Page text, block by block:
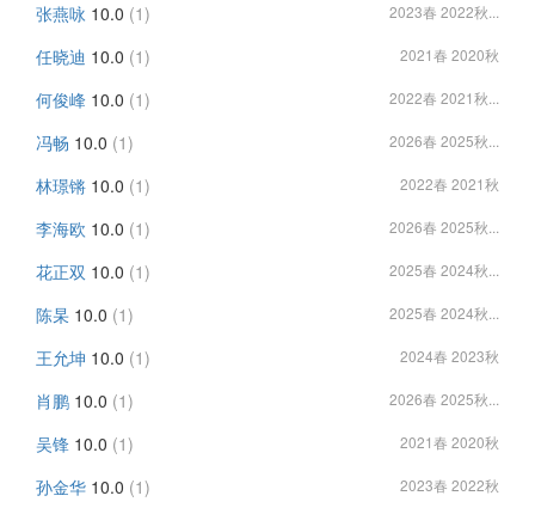
张燕咏 10.0 (1) 2023春 2022秋...
任晓迪 10.0 (1) 2021春 2020秋
何俊峰 10.0 (1) 2022春 2021秋...
冯畅 10.0 (1) 2026春 2025秋...
林璟锵 10.0 (1) 2022春 2021秋
李海欧 10.0 (1) 2026春 2025秋...
花正双 10.0 (1) 2025春 2024秋...
陈杲 10.0 (1) 2025春 2024秋...
王允坤 10.0 (1) 2024春 2023秋
肖鹏 10.0 (1) 2026春 2025秋...
吴锋 10.0 (1) 2021春 2020秋
孙金华 10.0 (1) 2023春 2022秋